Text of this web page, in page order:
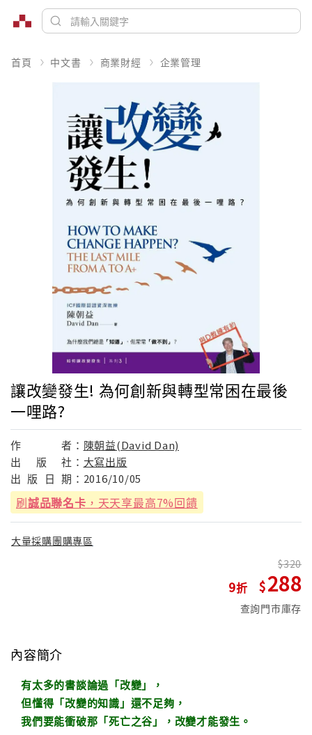
首頁 中文書 商業財經 企業管理
讓改變發生! 為何創新與轉型常困在最後
一哩路?
作 者： 陳朝益(David Dan)
出
版 社： 大寫出版
出 版 日 期： 2016/10/05
刷誠品聯名卡 ，天天享最高7%回饋
大量採購團購專區
9
320
288
查詢門市庫存
內容簡介
有太多的書談論過「改變」，
但懂得「改變的知識」還不足夠，
我們要能衝破那「死亡之谷」，改變才能發生。